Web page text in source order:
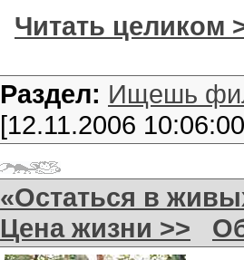
Читать целиком
Раздел: Ищешь
[12.11.2006
«Остаться в
Цена жизни >>